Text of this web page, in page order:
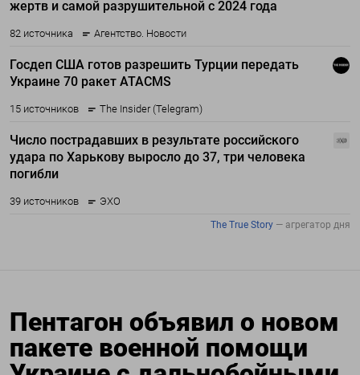
Пентагон объявил о новом
пакете военной помощи